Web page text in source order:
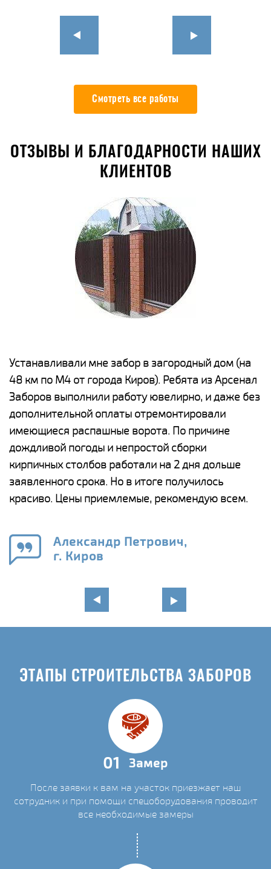
Смотреть все работы
ОТЗЫВЫ И БЛАГОДАРНОСТИ НАШИХ
КЛИЕНТОВ
Устанавливали мне забор в загородный дом (на
48 км по М4 от города Киров). Ребята из Арсенал
Заборов выполнили работу ювелирно, и даже без
дополнительной оплаты отремонтировали
имеющиеся распашные ворота. По причине
дождливой погоды и непростой сборки
кирпичных столбов работали на 2 дня дольше
заявленного срока. Но в итоге получилось
красиво. Цены приемлемые, рекомендую всем.
Александр Петрович,
г. Киров
ЭТАПЫ СТРОИТЕЛЬСТВА ЗАБОРОВ
01 Замер
После заявки к вам на участок приезжает наш
сотрудник и при помощи спецоборудования проводит
все необходимые замеры